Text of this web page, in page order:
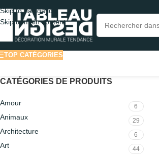
Skip to navigation
Skip to main content
TOP CATÉGORIES
CATÉGORIES DE PRODUITS
Amour 6
Animaux 29
Architecture 6
Art 44